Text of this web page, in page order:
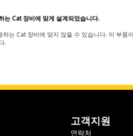
는 Cat 장비에 맞게 설계되었습니다.
는 Cat 장비에 맞지 않을 수 있습니다. 이 부
.
고객지원
연락처